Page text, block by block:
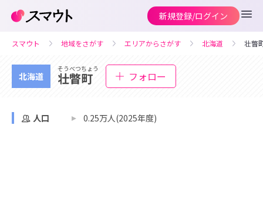
新規登録/ログイン
スマウト 地域をさがす エリアからさがす 北海道 壮瞥
北海道
そうべつちょう
壮瞥町 フォロー
人口 0.25万人(2025年度)